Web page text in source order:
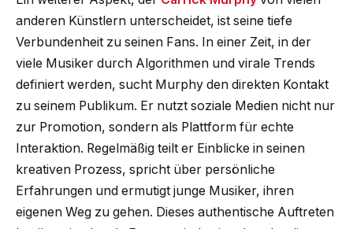
anderen Künstlern unterscheidet, ist seine tiefe
Verbundenheit zu seinen Fans. In einer Zeit, in der
viele Musiker durch Algorithmen und virale Trends
definiert werden, sucht Murphy den direkten Kontakt
zu seinem Publikum. Er nutzt soziale Medien nicht nur
zur Promotion, sondern als Plattform für echte
Interaktion. Regelmäßig teilt er Einblicke in seinen
kreativen Prozess, spricht über persönliche
Erfahrungen und ermutigt junge Musiker, ihren
eigenen Weg zu gehen. Dieses authentische Auftreten